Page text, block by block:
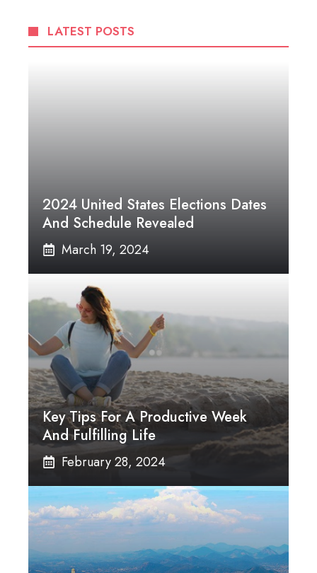
LATEST POSTS
2024 United States Elections Dates
And Schedule Revealed
March 19, 2024
Key Tips For A Productive Week
And Fulfilling Life
February 28, 2024